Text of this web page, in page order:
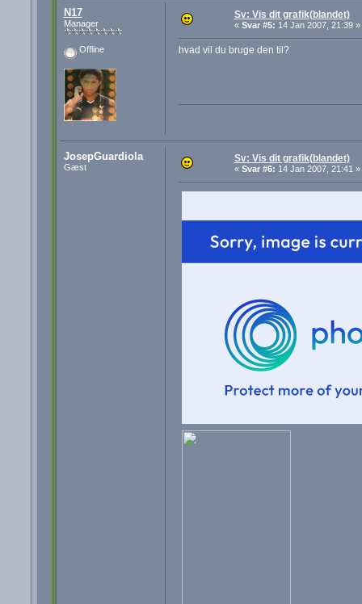
N17
Manager
Offline
Sv: Vis dit grafik(blandet)
« Svar #5: 14 Jan 2007, 21:39 »
hvad vil du bruge den til?
JosepGuardiola
Gæst
Sv: Vis dit grafik(blandet)
« Svar #6: 14 Jan 2007, 21:41 »